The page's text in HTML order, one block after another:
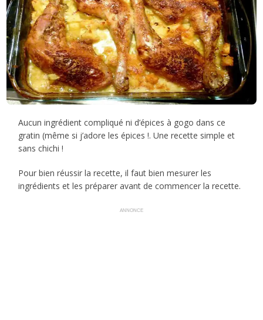
Aucun ingrédient compliqué ni d’épices à gogo dans ce
gratin (même si j’adore les épices !. Une recette simple et
sans chichi !
Pour bien réussir la recette, il faut bien mesurer les
ingrédients et les préparer avant de commencer la recette.
ANNONCE